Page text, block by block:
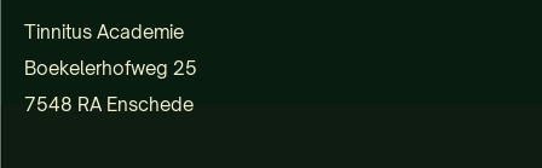
Tinnitus Academie
Boekelerhofweg 25
7548 RA Enschede